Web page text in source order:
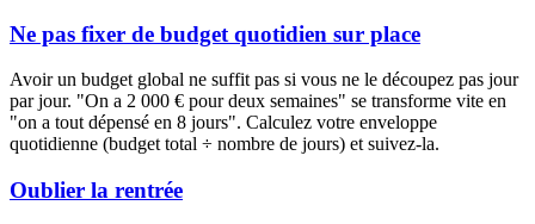
Ne pas fixer de budget quotidien sur place
Avoir un budget global ne suffit pas si vous ne le découpez pas jour
par jour. "On a 2 000 € pour deux semaines" se transforme vite en
"on a tout dépensé en 8 jours". Calculez votre enveloppe
quotidienne (budget total ÷ nombre de jours) et suivez-la.
Oublier la rentrée